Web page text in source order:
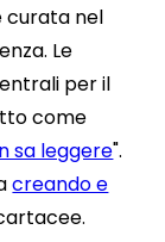
curata nel
Le
per il
come
sa leggere".
creando e